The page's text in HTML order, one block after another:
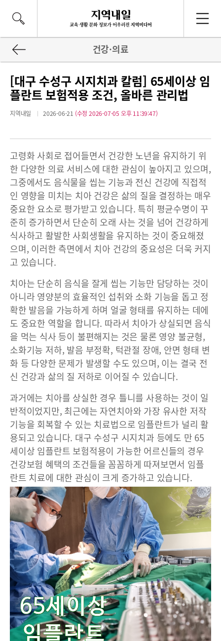
건강·의료
[대구 수성구 시지치과 칼럼] 65세이상 임
플란트 보험적용 조건, 올바른 관리법
지역내일 2026-06-21 (수정 2026-07-05 오후 11:39:47)
고령화 사회로 접어들면서 건강한 노년을 유지하기 위
한 다양한 의료 서비스에 대한 관심이 높아지고 있으며,
그중에서도 음식물을 씹는 기능과 전신 건강에 직접적
인 영향을 미치는 치아 건강은 삶의 질을 결정하는 매우
중요한 요소로 평가받고 있습니다. 특히 평균수명이 꾸
준히 증가하면서 단순히 오래 사는 것을 넘어 건강하게
식사하고 활발한 사회생활을 유지하는 것이 중요해졌
으며, 이러한 측면에서 치아 건강의 중요성은 더욱 커지
고 있습니다.
치아는 단순히 음식을 잘게 씹는 기능만 담당하는 것이
아니라 영양분의 효율적인 섭취와 소화 기능을 돕고 정
확한 발음을 가능하게 하며 얼굴 형태를 유지하는 데에
도 중요한 역할을 합니다. 따라서 치아가 상실되면 음식
을 먹는 식사 등이 불편해지는 것은 물론 영양 불균형,
소화기능 저하, 발음 부정확, 턱관절 장애, 안면 형태 변
화 등 다양한 문제가 발생할 수도 있으며, 이는 결국 전
신 건강과 삶의 질 저하로 이어질 수 있습니다.
과거에는 치아를 상실한 경우 틀니를 사용하는 것이 일
반적이었지만, 최근에는 자연치아와 가장 유사한 저작
기능을 회복할 수 있는 치료법으로 임플란트가 널리 활
용되고 있습니다. 대구 수성구 시지치과 등에도 만 65
세이상 임플란트 보험적용이 가능한 어르신들의 경우
건강보험 혜택의 조건들을 꼼꼼하게 따져보면서 임플
란트 치료에 대한 관심이 크게 증가하고 있습니다.